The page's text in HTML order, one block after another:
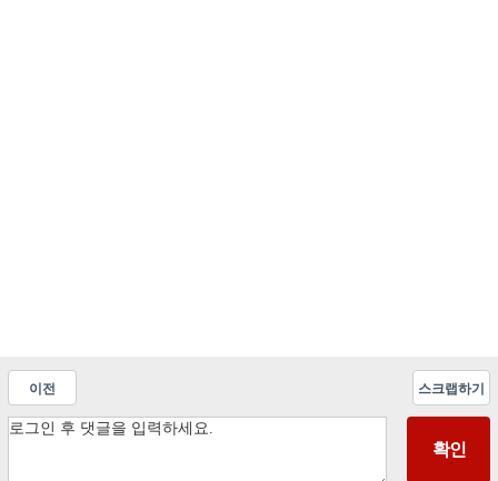
이전 스크랩하기